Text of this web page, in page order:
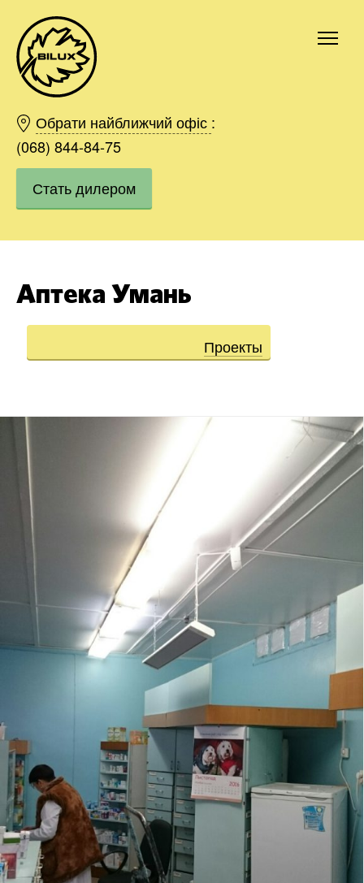
Обрати найближчий офіс :
(068) 844-84-75
Стать дилером
Аптека Умань
Проекты
Киев
Харьков
Одесса
Днепр
Ивано-Франковск
Винница
Область
Заказать